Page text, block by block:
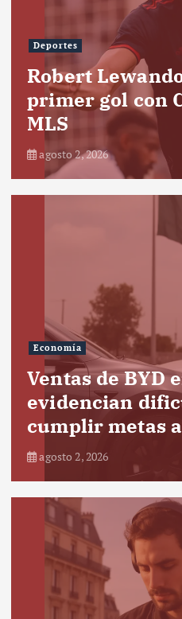
Deportes
Robert
primer gol con
MLS
agosto 2, 2026
Economía
Ventas de BYD
evidencian
cumplir metas
agosto 2, 2026